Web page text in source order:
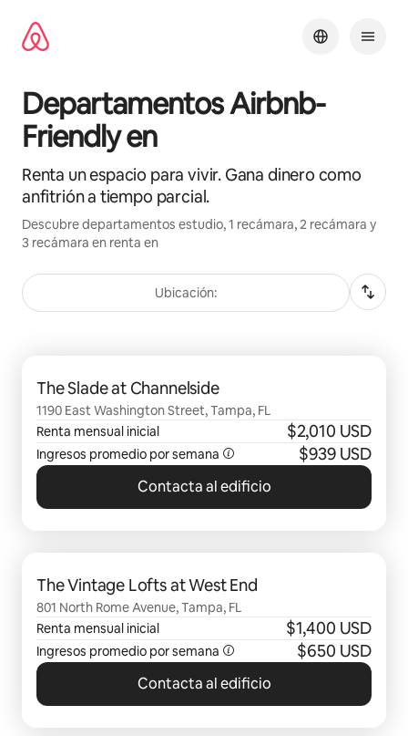
contenido
Departamentos Airbnb-
Friendly en
Renta un espacio para vivir. Gana dinero como
anfitrión a tiempo parcial.
Descubre departamentos estudio, 1 recámara, 2 recámara y
3 recámara en renta en
Ubicación:
The Slade at Channelside
1190 East Washington Street, Tampa, FL
Renta mensual inicial
$2,010 USD
Ingresos promedio por semana $939 USD
Contacta al edificio
The Vintage Lofts at West End
801 North Rome Avenue, Tampa, FL
Renta mensual inicial
$1,400 USD
Ingresos promedio por semana $650 USD
Contacta al edificio